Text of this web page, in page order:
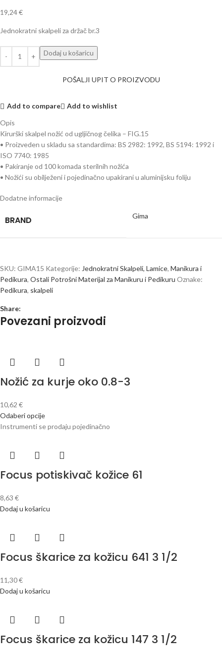
19,24€
Jednokratni skalpeli za držač br.3
Dodaj u košaricu
POŠALJI UPIT O PROIZVODU
Add to compare
Add to wishlist
Opis
Kirurški skalpel nožić od ugljičnog čelika – FIG.15
• Proizveden u skladu sa standardima: BS 2982: 1992, BS 5194: 1992 i
ISO 7740: 1985
• Pakiranje od 100 komada sterilnih nožića
• Nožići su obilježeni i pojedinačno upakirani u aluminijsku foliju
Dodatne informacije
BRAND Gima
SKU: GIMA15 Kategorije: Jednokratni Skalpeli, Lamice, Manikura i
Pedikura, Ostali Potrošni Materijal za Manikuru i Pedikuru Oznake:
Pedikura, skalpeli
Share:
Povezani proizvodi
Nožić za kurje oko 0.8-3
10,62 €
Odaberi opcije
Instrumenti se prodaju pojedinačno
Focus potiskivač kožice 61
8,63 €
Dodaj u košaricu
Focus škarice za kožicu 641 3 1/2
11,30€
Dodaj u košaricu
Focus škarice za kožicu 147 3 1/2